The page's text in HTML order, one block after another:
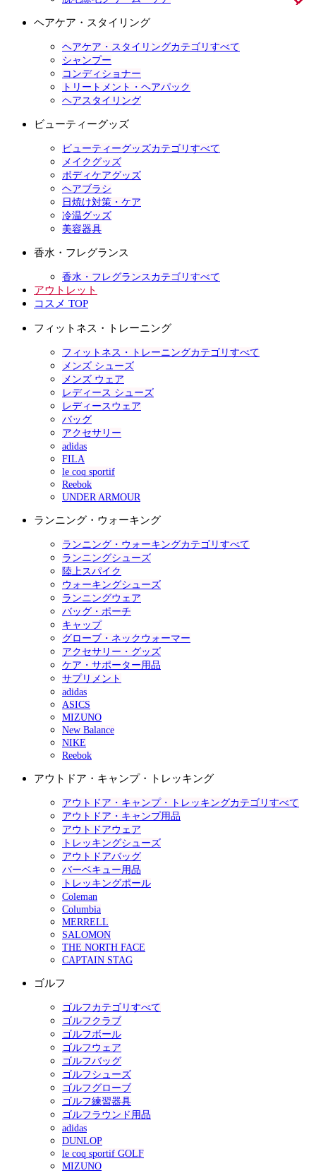
ヘアケア・スタイリング
ヘアケア・スタイリングカテゴリすべて
シャンプー
コンディショナー
トリートメント・ヘアパック
ヘアスタイリング
ビューティーグッズ
ビューティーグッズカテゴリすべて
メイクグッズ
ボディケアグッズ
ヘアブラシ
日焼け対策・ケア
冷温グッズ
美容器具
香水・フレグランス
香水・フレグランスカテゴリすべて
アウトレット
コスメ TOP
フィットネス・トレーニング
フィットネス・トレーニングカテゴリすべて
メンズ シューズ
メンズ ウェア
レディース シューズ
レディースウェア
バッグ
アクセサリー
adidas
FILA
le coq sportif
Reebok
UNDER ARMOUR
ランニング・ウォーキング
ランニング・ウォーキングカテゴリすべて
ランニングシューズ
陸上スパイク
ウォーキングシューズ
ランニングウェア
バッグ・ポーチ
キャップ
グローブ・ネックウォーマー
アクセサリー・グッズ
ケア・サポーター用品
サプリメント
adidas
ASICS
MIZUNO
New Balance
NIKE
Reebok
アウトドア・キャンプ・トレッキング
アウトドア・キャンプ・トレッキングカテゴリすべて
アウトドア・キャンプ用品
アウトドアウェア
トレッキングシューズ
アウトドアバッグ
バーベキュー用品
トレッキングポール
Coleman
Columbia
MERRELL
SALOMON
THE NORTH FACE
CAPTAIN STAG
ゴルフ
ゴルフカテゴリすべて
ゴルフクラブ
ゴルフボール
ゴルフウェア
ゴルフバッグ
ゴルフシューズ
ゴルフグローブ
ゴルフ練習器具
ゴルフラウンド用品
adidas
DUNLOP
le coq sportif GOLF
MIZUNO